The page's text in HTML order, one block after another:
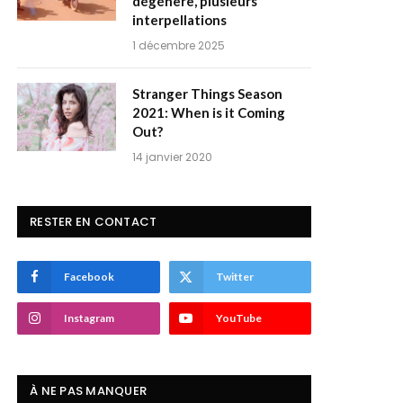
interpellations
1 décembre 2025
Stranger Things Season
2021: When is it Coming
Out?
14 janvier 2020
RESTER EN CONTACT
Facebook Twitter
Instagram YouTube
À NE PAS MANQUER